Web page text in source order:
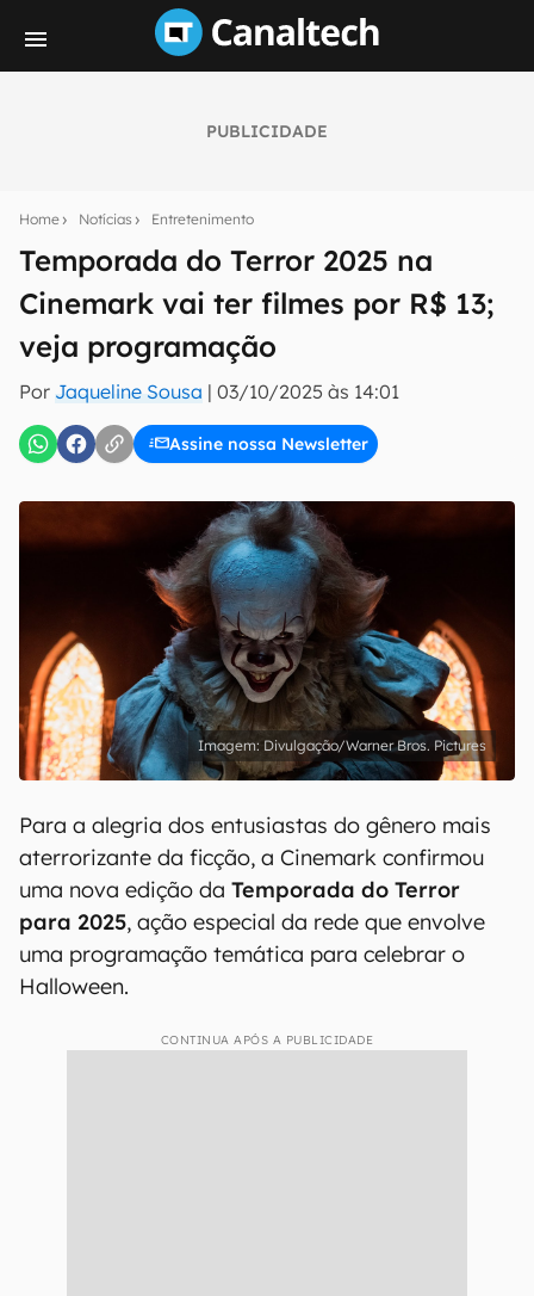
PUBLICIDADE
Home Notícias Entretenimento
Temporada do Terror 2025 na
Cinemark vai ter filmes por R$ 13;
veja programação
Por Jaqueline Sousa | 03/10/2025 às 14:01
Assine nossa Newsletter
notícias e reviews sobre tecnologia em primeira
E-mail
inscreva-se
Uso e Política de Privacidade do Canaltech.
Divulgação/Warner Bros. Pictures
Para a alegria dos entusiastas do gênero mais
aterrorizante da ficção, a Cinemark confirmou
uma nova edição da Temporada do Terror
para 2025, ação especial da rede que envolve
uma programação temática para celebrar o
Halloween.
CONTINUA APÓS A PUBLICIDADE